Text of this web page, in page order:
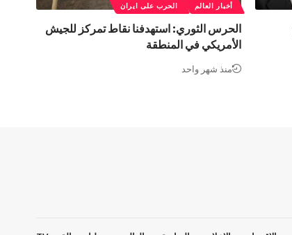
أخبار العالم الحرب على ايران
الحرس الثوري: استهدفنا نقاط تمركز للجيش
الأمريكي في المنطقة
منذ شهر واحد